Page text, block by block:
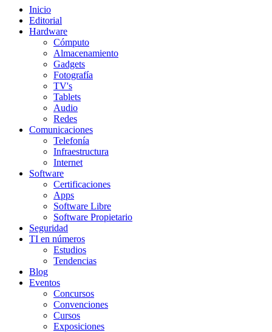
Inicio
Editorial
Hardware
Cómputo
Almacenamiento
Gadgets
Fotografía
TV's
Tablets
Audio
Redes
Comunicaciones
Telefonía
Infraestructura
Internet
Software
Certificaciones
Apps
Software Libre
Software Propietario
Seguridad
TI en números
Estudios
Tendencias
Blog
Eventos
Concursos
Convenciones
Cursos
Exposiciones